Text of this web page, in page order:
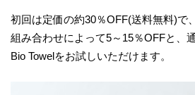
初回は定価の約30％OFF(送料無料)で
組み合わせによって5～15％OFFと、
Bio Towelをお試しいただけます。